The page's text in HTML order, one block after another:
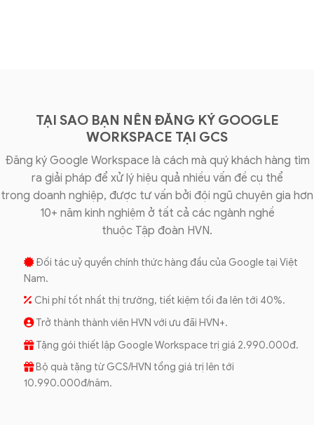
TẠI SAO BẠN NÊN ĐĂNG KÝ GOOGLE
WORKSPACE TẠI GCS
Đăng ký Google Workspace là cách mà quý khách hàng tìm
ra giải pháp để xử lý hiệu quả nhiều vấn đề cụ thể
trong doanh nghiệp, được tư vấn bởi đội ngũ chuyên gia hơn
10+ năm kinh nghiệm ở tất cả các ngành nghề
thuộc Tập đoàn HVN.
Đối tác uỷ quyền chính thức hàng đầu của Google tại Việt
Nam.
Chi phí tốt nhất thị trường, tiết kiệm tối đa lên tới 40%.
Trở thành thành viên HVN với ưu đãi HVN+.
Tặng gói thiết lập Google Workspace trị giá 2.990.000đ.
Bộ quà tặng từ GCS/HVN tổng giá trị lên tới
10.990.000đ/năm.